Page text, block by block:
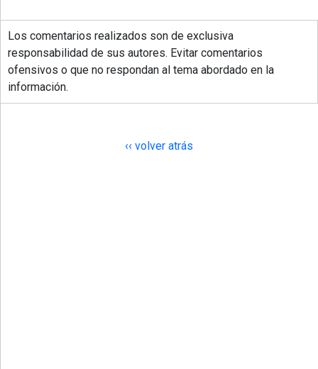
Los comentarios realizados son de exclusiva
responsabilidad de sus autores. Evitar comentarios
ofensivos o que no respondan al tema abordado en la
información.
‹‹ volver atrás